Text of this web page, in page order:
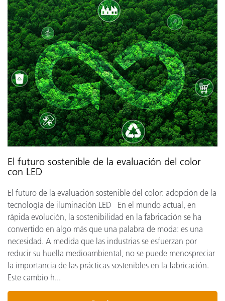
El futuro sostenible de la evaluación del color
con LED
El futuro de la evaluación sostenible del color: adopción de la
tecnología de iluminación LED En el mundo actual, en
rápida evolución, la sostenibilidad en la fabricación se ha
convertido en algo más que una palabra de moda: es una
necesidad. A medida que las industrias se esfuerzan por
reducir su huella medioambiental, no se puede menospreciar
la importancia de las prácticas sostenibles en la fabricación.
Este cambio h...